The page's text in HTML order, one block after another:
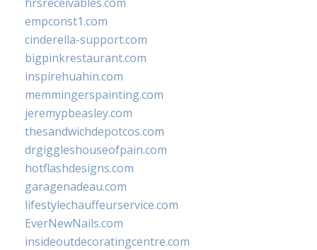
empconst1.com
cinderella-support.com
bigpinkrestaurant.com
inspirehuahin.com
memmingerspainting.com
jeremypbeasley.com
thesandwichdepotcos.com
drgiggleshouseofpain.com
hotflashdesigns.com
garagenadeau.com
lifestylechauffeurservice.com
EverNewNails.com
insideoutdecoratingcentre.com